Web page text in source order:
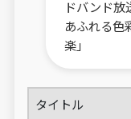
ドバンド
あふれる色
楽」
タイトル